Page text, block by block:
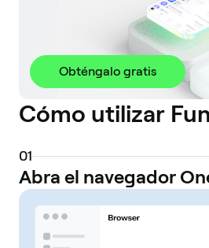
Obténgalo gratis
Cómo utilizar
01
Abra el navegador